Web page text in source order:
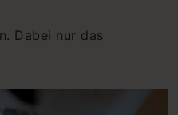
Dabei nur das